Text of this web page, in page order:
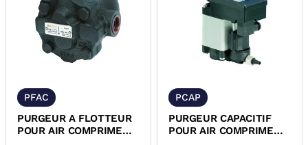
PFAC
PURGEUR A FLOTTEUR
POUR AIR COMPRIME
PCAP
PURGEUR CAPACITIF
POUR AIR COMPRIME